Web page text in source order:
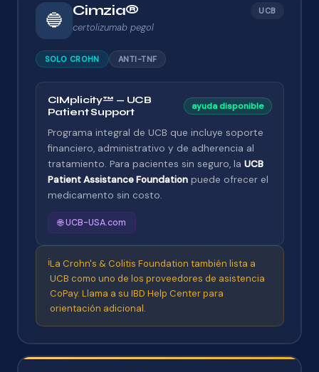
🔵 Cimzia®
certolizumab pegol
UCB
SOLO CROHN ANTI-TNF
CIMplicity™ — UCB
Patient Support
ayuda disponible
Programa integral de UCB que incluye soporte
financiero, administrativo y de adherencia al
tratamiento. Para pacientes sin seguro, la UCB
Patient Assistance Foundationpuede ofrecer el
medicamento sin costo.
🌐 UCB-USA.com
ℹ️La Crohn's & Colitis Foundation también lista a
UCB como uno de los proveedores de asistencia
CoPay. Llama a su IBD Help Center para
orientación adicional.